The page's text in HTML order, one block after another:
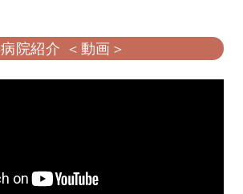
病院紹介 ＜動画＞